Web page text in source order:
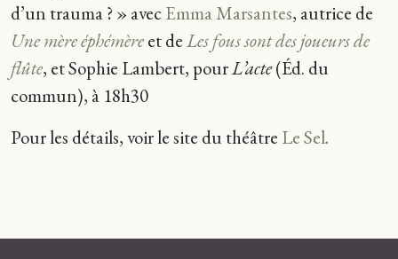
d’un trauma ? » avecEmma Marsantes, autrice de
Une mère éphémèreet deLes fous sont des joueurs de
flûte, et Sophie Lambert, pourL’acte(Éd. du
commun), à 18h30
Pour les détails, voir le site du théâtre Le Sel.